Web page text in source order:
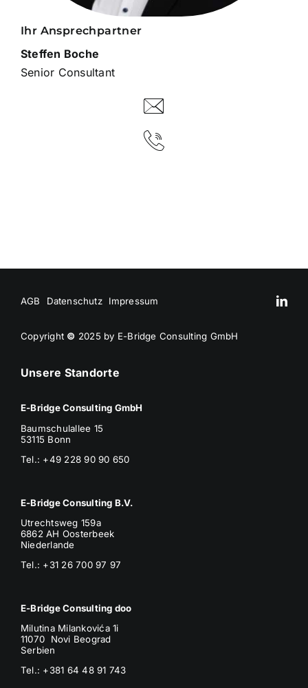
Ihr Ansprechpartner
Steffen Boche
Senior Consultant
AGB Datenschutz Impressum
Copyright © 2025 by E-Bridge Consulting GmbH
Unsere Standorte
E-Bridge Consulting GmbH
Baumschulallee 15
53115 Bonn
Tel.: +49 228 90 90 650
E-Bridge Consulting B.V.
Utrechtsweg 159a
6862 AH Oosterbeek
Niederlande
Tel.: +31 26 700 97 97
E-Bridge Consulting doo
Milutina Milankovića 1i
11070 Novi Beograd
Serbien
Tel.: +381 64 48 91 743